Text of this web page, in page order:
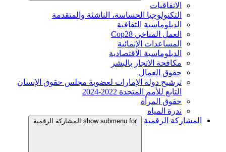
الاتفاقيات
التكنولوجيا الحساسة، الناشئة والمتقدمة
الدبلوماسية الثقافية
العمل المناخي Cop28
المساعدات الإنمائية
الدبلوماسية الاقتصادية
مكافحة الاتجار بالبشر
حقوق العمال
ترشيح دولة الإمارات لعضوية مجلس حقوق الإنسان
التابع للأمم المتحدة 2022-2024
حقوق المرأة
ندرة المياه
المشاركة الرقمية
show submenu for المشاركة الرقمية